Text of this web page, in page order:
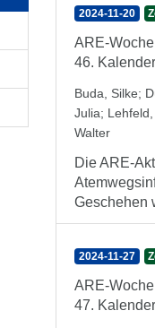
2024-11-20
ARE-
46.
Buda, Silke;
Julia;
Walter
Die ARE-
Geschehen
2024-11-27
ARE-
47.